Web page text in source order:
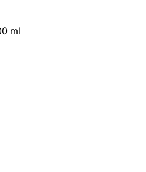
ml